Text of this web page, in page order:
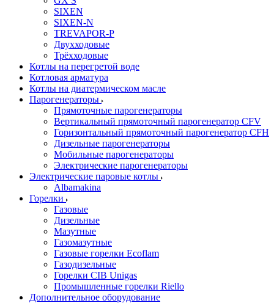
SIXEN
SIXEN-N
TREVAPOR-P
Двухходовые
Трёхходовые
Котлы на перегретой воде
Котловая арматура
Котлы на диатермическом масле
Парогенераторы
Прямоточные парогенераторы
Вертикальный прямоточный парогенератор CFV
Горизонтальный прямоточный парогенератор CFH
Дизельные парогенераторы
Мобильные парогенераторы
Электрические парогенераторы
Электрические паровые котлы
Albamakina
Горелки
Газовые
Дизельные
Мазутные
Газомазутные
Газовые горелки Ecoflam
Газодизельные
Горелки CIB Unigas
Промышленные горелки Riello
Дополнительное оборудование